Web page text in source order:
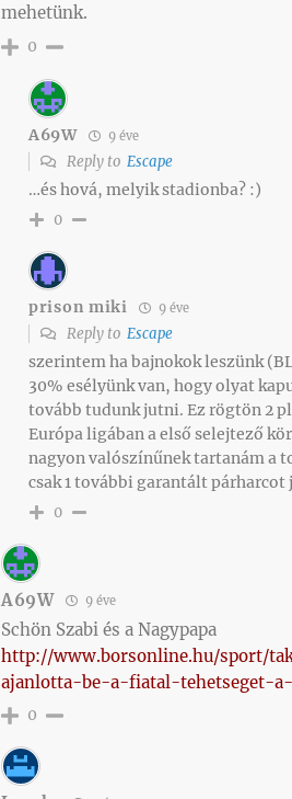
mehetünk.
0
A69W 9 éve
Reply to Escape
…és hová, melyik stadionba? :)
0
prison miki 9 éve
Reply to Escape
szerintem ha bajnokok leszünk
30% esélyünk van, hogy olyat
tovább tudunk jutni. Ez rögtön 2
Európa ligában a első selejtező
nagyon valószínűnek tartanám a
csak 1 további garantált párharcot
0
A69W 9 éve
Schön Szabi és a Nagypapa
http://www.borsonline.hu/sport/
ajanlotta-be-a-fiatal-tehetseget-a-
0